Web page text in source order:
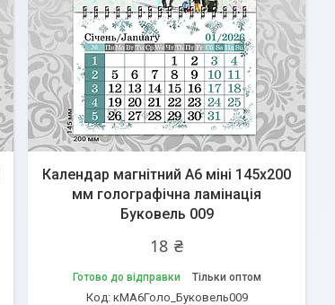
Календар магнітний А6 міні 145х200
мм голографічна ламінація
Буковель 009
18 ₴
Готово до відправки Тільки оптом
кМА6Голо_Буковель009